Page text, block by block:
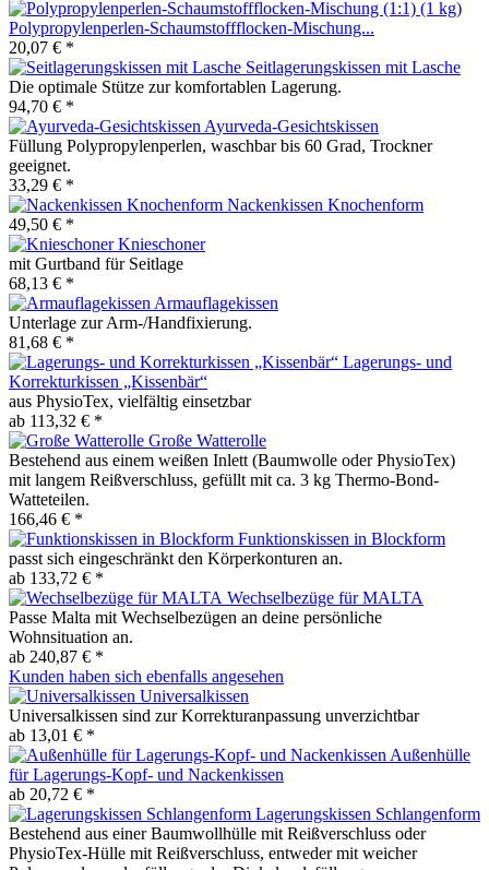
Polypropylenperlen-Schaumstoffflocken-Mischung...
20,07 € *
Seitlagerungskissen mit Lasche
Die optimale Stütze zur komfortablen Lagerung.
94,70 € *
Ayurveda-Gesichtskissen
Füllung Polypropylenperlen, waschbar bis 60 Grad, Trockner
geeignet.
33,29 € *
Nackenkissen Knochenform
49,50 € *
Knieschoner
mit Gurtband für Seitlage
68,13 € *
Armauflagekissen
Unterlage zur Arm-/Handfixierung.
81,68 € *
Lagerungs- und
Korrekturkissen „Kissenbär“
aus PhysioTex, vielfältig einsetzbar
ab 113,32 € *
Große Watterolle
Bestehend aus einem weißen Inlett (Baumwolle oder PhysioTex)
mit langem Reißverschluss, gefüllt mit ca. 3 kg Thermo-Bond-
Watteteilen.
166,46 € *
Funktionskissen in Blockform
passt sich eingeschränkt den Körperkonturen an.
ab 133,72 € *
Wechselbezüge für MALTA
Passe Malta mit Wechselbezügen an deine persönliche
Wohnsituation an.
ab 240,87 € *
Kunden haben sich ebenfalls angesehen
Universalkissen
Universalkissen sind zur Korrekturanpassung unverzichtbar
ab 13,01 € *
Außenhülle
für Lagerungs-Kopf- und Nackenkissen
ab 20,72 € *
Lagerungskissen Schlangenform
Bestehend aus einer Baumwollhülle mit Reißverschluss oder
PhysioTex-Hülle mit Reißverschluss, entweder mit weicher